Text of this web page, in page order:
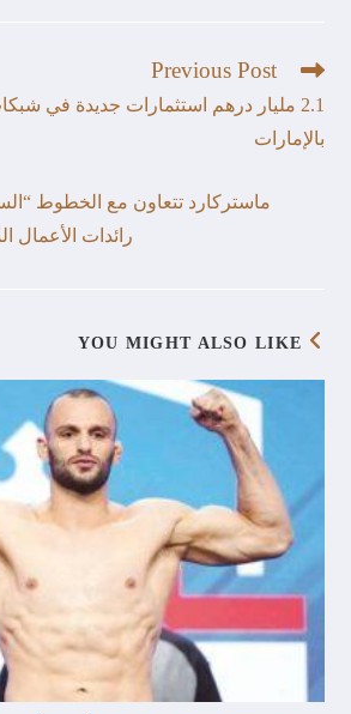
Previous Post
2.1 مليار درهم استثمارات جديدة في
بالإمارات
ماستركارد تتعاون مع الخطوط
رائدات الأعمال
YOU MIGHT ALSO LIKE